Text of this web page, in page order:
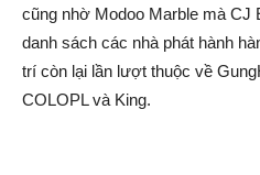
cũng nhờ Modoo Marble mà CJ
danh sách các nhà phát hành
trí còn lại lần lượt thuộc về
COLOPL và King.